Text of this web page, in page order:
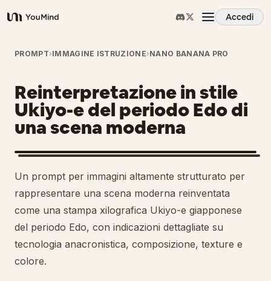
YouMind
Accedi
Panoramica
Casi d'uso
Abilità
Prompt
Prezzi
Scarica
PROMPT›IMMAGINE ISTRUZIONE›NANO BANANA PRO
Reinterpretazione in stile
Ukiyo-e del periodo Edo di
una scena moderna
Un prompt per immagini altamente strutturato per
rappresentare una scena moderna reinventata
come una stampa xilografica Ukiyo-e giapponese
del periodo Edo, con indicazioni dettagliate su
tecnologia anacronistica, composizione, texture e
colore.